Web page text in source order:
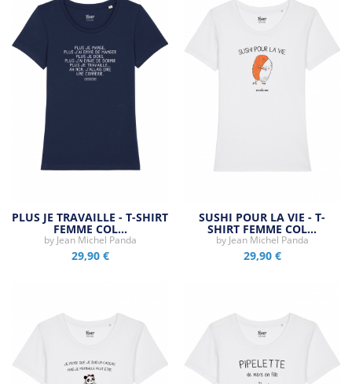
PLUS JE TRAVAILLE - T-SHIRT
FEMME COL…
by Jean Michel Panda
29,90 €
SUSHI POUR LA VIE - T-
SHIRT FEMME COL…
by Jean Michel Panda
29,90 €